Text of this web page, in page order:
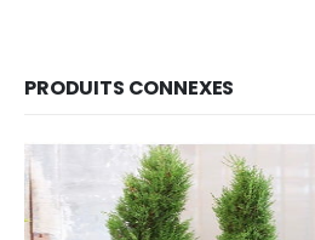
PRODUITS CONNEXES